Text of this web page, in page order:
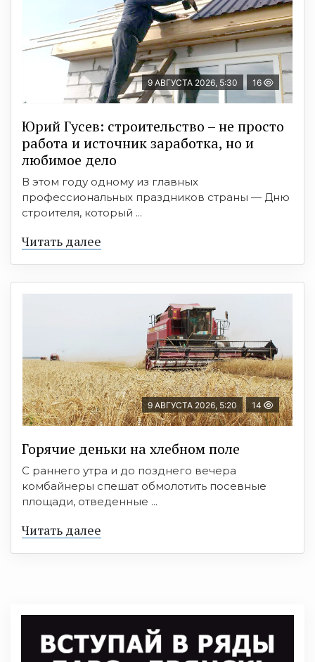
9 АВГУСТА 2026, 5:30 16
Юрий Гусев: строительство – не просто
работа и источник заработка, но и
любимое дело
В этом году одному из главных
профессиональных праздников страны — Дню
строителя, который ...
Читать далее
9 АВГУСТА 2026, 5:20 14
Горячие деньки на хлебном поле
С раннего утра и до позднего вечера
комбайнеры спешат обмолотить посевные
площади, отведенные ...
Читать далее